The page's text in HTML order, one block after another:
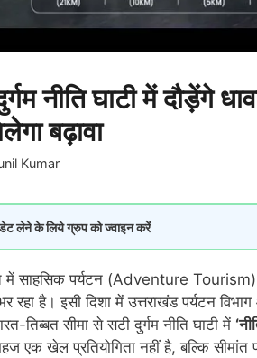
नीति घाटी में दौड़ेंगे
बढ़ावा
Kumar
लेने के लिये ग्रुप को ज्वाइन करें
में साहसिक पर्यटन (Adventure Tourism)
है। इसी दिशा में उत्तराखंड पर्यटन
तिब्बत सीमा से सटी दुर्गम नीति घाटी में
एक खेल प्रतियोगिता नहीं है, बल्कि सीमांत